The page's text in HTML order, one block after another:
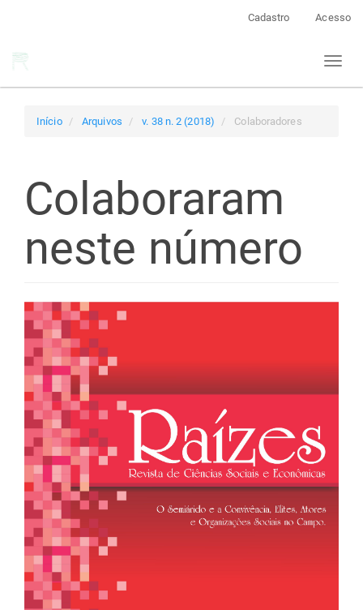
Cadastro Acesso
Toggle
Início Arquivos v. 38 n. 2 (2018) Colaboradores
Colaboraram
neste número
Barra
lateral
de
artigos